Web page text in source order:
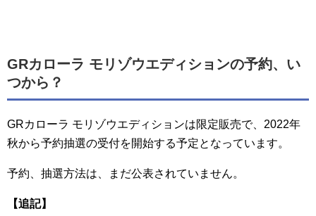
GRカローラ モリゾウエディションの予約、い
つから？
GRカローラ モリゾウエディションは限定販売で、2022年
秋から予約抽選の受付を開始する予定となっています。
予約、抽選方法は、まだ公表されていません。
【追記】